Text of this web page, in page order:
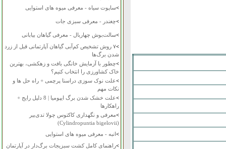
>ساپوت سیاه - معرفی میوه های استوایی
>چغندر - معرفی سبزی جات
>سالت‌بوش چهاربال - معرفی گیاهان بیابانی
>
۷ روش تشخیص کم‌آبی گیاهان آپارتمانی قبل از زرد
شدن برگ‌ها
>چطور با آزمایش خانگی بافت و زهکشی، بهترین
خاک کشاورزی را انتخاب کنیم؟
>علت نوک سوزی دراسنا پرچمی + راه حل ها و
نکات مهم
>
علت خشک شدن برگ ایپومیا | 8 دلیل رایج +
راهکارها
>معرفی و نگهداری کاکتوس چولا تدی‌بیر
(Cylindropuntia bigelovii)
>انبه - معرفی میوه های استوایی
>راهنمای کامل کشت سبزیجات برگ‌دار در آپارتمان